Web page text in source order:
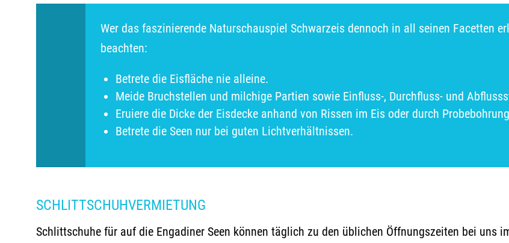
Wer das faszinierende Naturschauspiel Schwarzeis dennoch in all seinen Facetten
beachten:
Betrete die Eisfläche nie alleine.
Meide Bruchstellen und milchige Partien sowie Einfluss-, Durchfluss- und
Eruiere die Dicke der Eisdecke anhand von Rissen im Eis oder durch
Betrete die Seen nur bei guten Lichtverhältnissen.
SCHLITTSCHUHVERMIETUNG
Schlittschuhe für auf die Engadiner Seen können täglich zu den üblichen Öffnungszeiten bei uns